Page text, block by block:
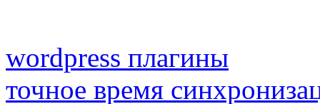
wordpress плагины
точное время